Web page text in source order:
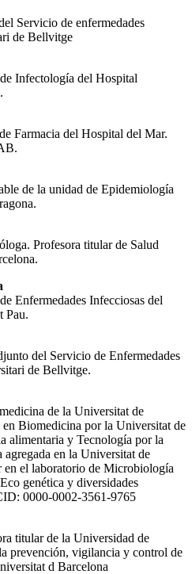
Servicio de enfermedades
de Bellvitge
Infectología del Hospital
Farmacia del Hospital del Mar.
de la unidad de Epidemiología
Profesora titular de Salud
Enfermedades Infecciosas del
Pau.
del Servicio de Enfermedades
de Bellvitge.
de la Universitat de
Biomedicina por la Universitat de
alimentaria y Tecnología por la
en la Universitat de
en el laboratorio de Microbiología
genética y diversidades
0000-0002-3561-9765
titular de la Universidad de
prevención, vigilancia y control de
d Barcelona